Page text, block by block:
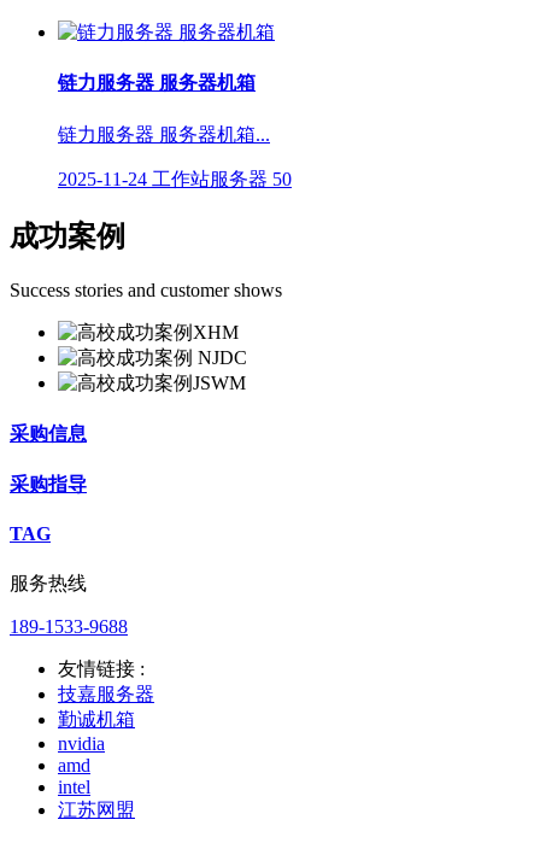
链力服务器 服务器机箱
链力服务器 服务器机箱...
2025-11-24 工作站服务器 50
成功案例
Success stories and customer shows
采购信息
采购指导
TAG
服务热线
189-1533-9688
友情链接 :
技嘉服务器
勤诚机箱
nvidia
amd
intel
江苏网盟